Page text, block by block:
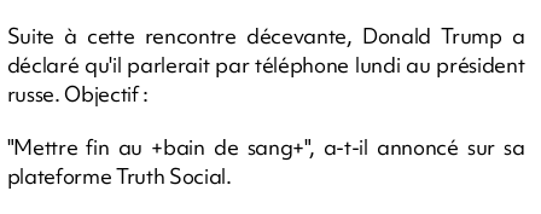
Suite à cette rencontre décevante, Donald Trump a
déclaré qu'il parlerait par téléphone lundi au président
russe. Objectif :
"Mettre fin au +bain de sang+", a-t-il annoncé sur sa
plateforme Truth Social.